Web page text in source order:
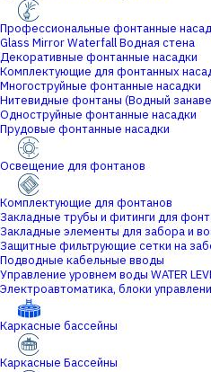
Профессиональные фонтанные
Glass Mirror Waterfall Водная стена
Декоративные фонтанные насадки
Комплектующие для фонтанных
Многоструйные фонтанные насадки
Нитевидные фонтаны (Водный
Одноструйные фонтанные насадки
Прудовые фонтанные насадки
Освещение для фонтанов
Комплектующие для фонтанов
Закладные трубы и фитинги для
Закладные элементы для забора и
Защитные фильтрующие сетки на
Подводные кабельные вводы
Управление уровнем воды WATER
Электроавтоматика, блоки
Каркасные бассейны
Каркасные Бассейны